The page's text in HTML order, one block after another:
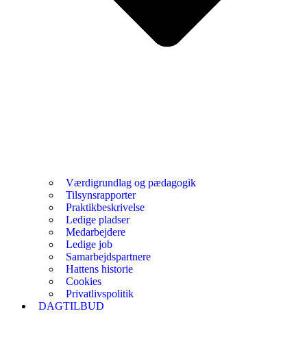
Værdigrundlag og pædagogik
Tilsynsrapporter
Praktikbeskrivelse
Ledige pladser
Medarbejdere
Ledige job
Samarbejdspartnere
Hattens historie
Cookies
Privatlivspolitik
DAGTILBUD